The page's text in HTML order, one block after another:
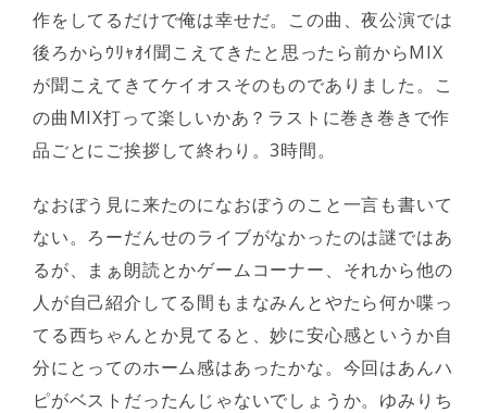
作をしてるだけで俺は幸せだ。この曲、夜公演では
後ろからｳﾘｬｵｲ聞こえてきたと思ったら前からMIX
が聞こえてきてケイオスそのものでありました。こ
の曲MIX打って楽しいかあ？ラストに巻き巻きで作
品ごとにご挨拶して終わり。3時間。
なおぼう見に来たのになおぼうのこと一言も書いて
ない。ろーだんせのライブがなかったのは謎ではあ
るが、まぁ朗読とかゲームコーナー、それから他の
人が自己紹介してる間もまなみんとやたら何か喋っ
てる西ちゃんとか見てると、妙に安心感というか自
分にとってのホーム感はあったかな。今回はあんハ
ピがベストだったんじゃないでしょうか。ゆみりち